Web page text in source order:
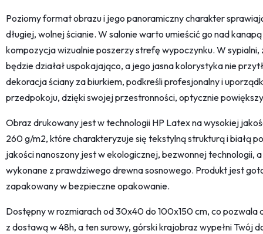
Poziomy format obrazu i jego panoramiczny charakter
długiej, wolnej ścianie. W salonie warto umieścić go nad
kompozycja wizualnie poszerzy strefę wypoczynku. W sypialni,
będzie działał uspokajająco, a jego jasna kolorystyka nie
dekoracja ściany za biurkiem, podkreśli profesjonalny i
przedpokoju, dzięki swojej przestronności, optycznie
Obraz drukowany jest w technologii HP Latex na wysokiej
260 g/m2, które charakteryzuje się tekstylną strukturą i białą
jakości nanoszony jest w ekologicznej, bezwonnej technologii,
wykonane z prawdziwego drewna sosnowego. Produkt jest
zapakowany w bezpieczne opakowanie.
Dostępny w rozmiarach od 30x40 do 100x150 cm, co pozwala
z dostawą w 48h, a ten surowy, górski krajobraz wypełni Twój